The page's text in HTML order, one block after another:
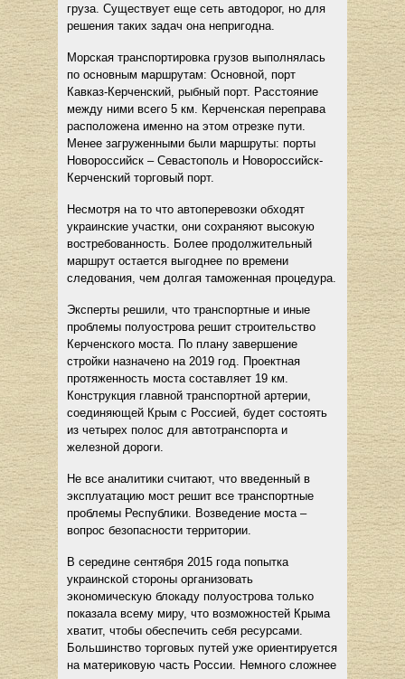
груза. Существует еще сеть автодорог, но для
решения таких задач она непригодна.
Морская транспортировка грузов выполнялась
по основным маршрутам: Основной, порт
Кавказ-Керченский, рыбный порт. Расстояние
между ними всего 5 км. Керченская переправа
расположена именно на этом отрезке пути.
Менее загруженными были маршруты: порты
Новороссийск – Севастополь и Новороссийск-
Керченский торговый порт.
Несмотря на то что автоперевозки обходят
украинские участки, они сохраняют высокую
востребованность. Более продолжительный
маршрут остается выгоднее по времени
следования, чем долгая таможенная процедура.
Эксперты решили, что транспортные и иные
проблемы полуострова решит строительство
Керченского моста. По плану завершение
стройки назначено на 2019 год. Проектная
протяженность моста составляет 19 км.
Конструкция главной транспортной артерии,
соединяющей Крым с Россией, будет состоять
из четырех полос для автотранспорта и
железной дороги.
Не все аналитики считают, что введенный в
эксплуатацию мост решит все транспортные
проблемы Республики. Возведение моста –
вопрос безопасности территории.
В середине сентября 2015 года попытка
украинской стороны организовать
экономическую блокаду полуострова только
показала всему миру, что возможностей Крыма
хватит, чтобы обеспечить себя ресурсами.
Большинство торговых путей уже ориентируется
на материковую часть России. Немного сложнее